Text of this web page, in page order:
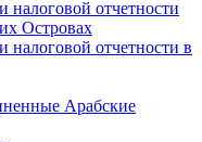
налоговой отчетности
Островах
налоговой отчетности в
Арабские